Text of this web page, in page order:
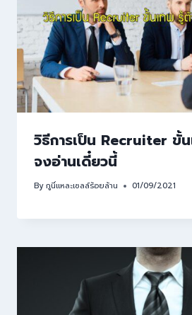
วิธีการเป็น Recruiter ขั้
จงอ่านเดี๋ยวนี้
Byกูนี่แหละเซลล์ร้อยล้าน 01/09/2021